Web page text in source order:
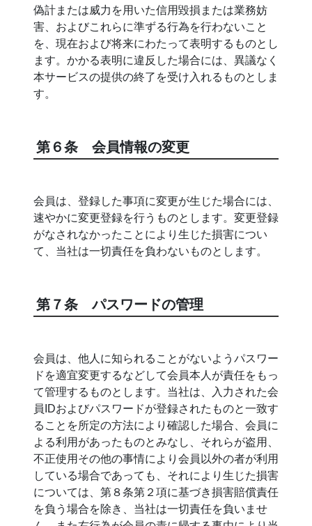
偽計または威力を用いた信用毀損または業務妨
害、およびこれらに準ずる行為を行わないこと
を、現在および将来にわたって表明するものとし
ます。かかる表明に違反した場合には、異議なく
本サービスの提供の終了を受け入れるものとしま
す。
第６条 会員情報の変更
会員は、登録した事項に変更が生じた場合には、
速やかに変更登録を行うものとします。変更登録
がなされなかったことにより生じた損害につい
て、当社は一切責任を負わないものとします。
第７条 パスワードの管理
会員は、他人に知られることがないようパスワー
ドを適宜変更するなどして会員本人が責任をもっ
て管理するものとします。当社は、入力された会
員IDおよびパスワードが登録されたものと一致す
ることを所定の方法により確認した場合、会員に
よる利用があったものとみなし、それらが盗用、
不正使用その他の事情により会員以外の者が利用
している場合であっても、それにより生じた損害
については、第８条第２項に基づき損害賠償責任
を負う場合を除き、当社は一切責任を負いませ